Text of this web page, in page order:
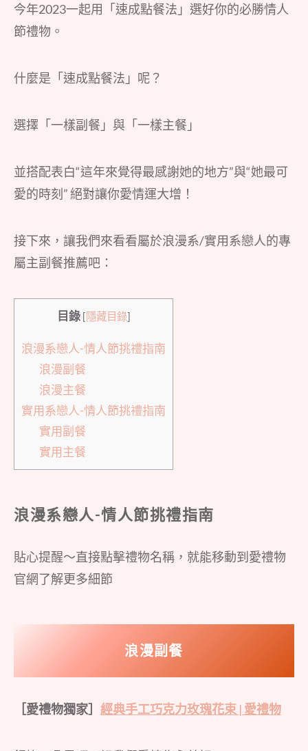
今年2023一起用「速成點餐法」選好你的必勝情人
節禮物。
什麼是「速成點餐法」呢？
選擇「一樣副餐」與「一樣主餐」
並搭配表白“這年來覺得最感謝她的地方”與“她最可
愛的時刻” 絕對讓你愛情運大增！
接下來，讓我們來看看屬於浪漫系/實用系戀人的專
屬主副餐推薦吧：
目錄 [隱藏目錄]
浪漫系戀人-情人節挑禮指南
浪漫副餐
浪漫主餐
實用系戀人-情人節挑禮指南
實用副餐
實用主餐
浪漫系戀人-情人節挑禮指南
貼心提醒～直接點擊禮物名稱，就能移動到愛禮物
官網了解更多細節
浪漫副餐
［愛禮物獨家］ 經典手工巧克力玫瑰花束 | 愛禮物